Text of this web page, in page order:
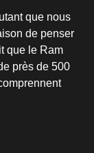
que nous
de penser
que le Ram
près de 500